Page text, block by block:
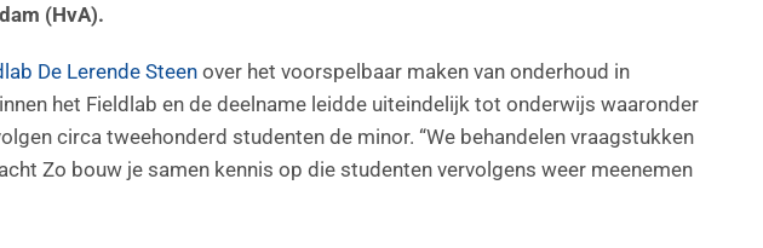
(HvA).
De Lerende Steen over het voorspelbaar maken van onderhoud in
het Fieldlab en de deelname leidde uiteindelijk tot onderwijs waaronder
circa tweehonderd studenten de minor. “We behandelen vraagstukken
Zo bouw je samen kennis op die studenten vervolgens weer meenemen